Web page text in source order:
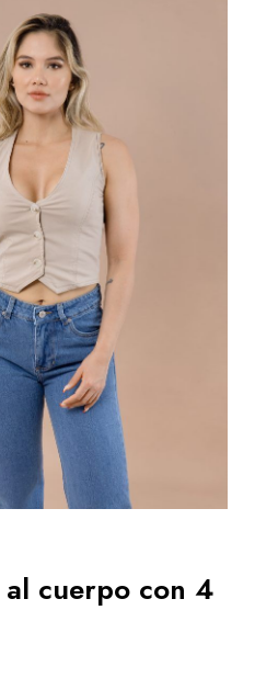
cuerpo con 4